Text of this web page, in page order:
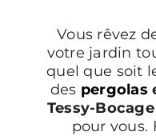
Vous rêvez
votre jardin
quel que soit
des pergolas
Tessy-Bocage
pour vous.